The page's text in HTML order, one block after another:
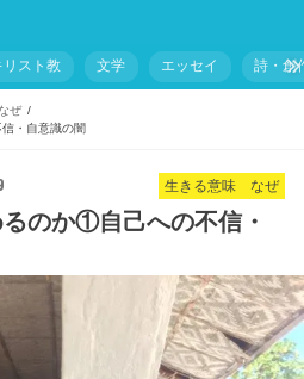
リスト教 文学 エッセイ 詩・創
ぜ
・自意識の闇
生きる意味 なぜ
のか①自己への不信・